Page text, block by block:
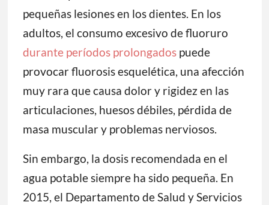
pequeñas lesiones en los dientes. En los
adultos, el consumo excesivo de fluoruro
durante períodos prolongadospuede
provocar fluorosis esquelética, una afección
muy rara que causa dolor y rigidez en las
articulaciones, huesos débiles, pérdida de
masa muscular y problemas nerviosos.
Sin embargo, la dosis recomendada en el
agua potable siempre ha sido pequeña. En
2015, el Departamento de Salud y Servicios